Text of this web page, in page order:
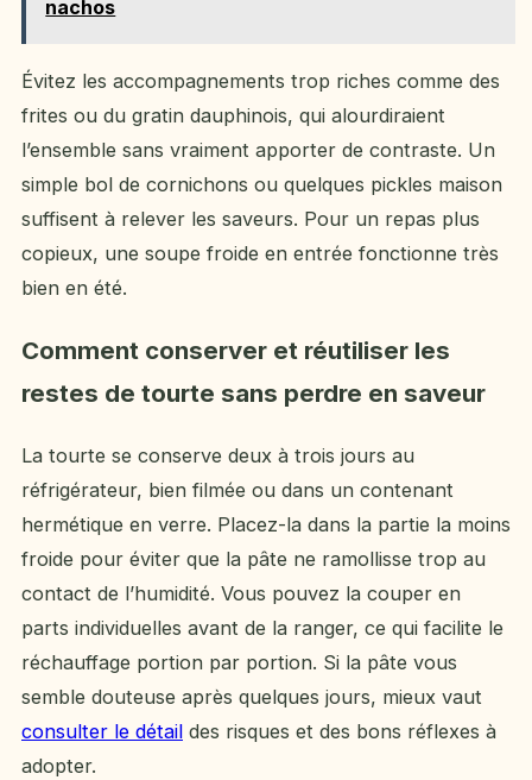
nachos
Évitez les accompagnements trop riches comme des
frites ou du gratin dauphinois, qui alourdiraient
l’ensemble sans vraiment apporter de contraste. Un
simple bol de cornichons ou quelques pickles maison
suffisent à relever les saveurs. Pour un repas plus
copieux, une soupe froide en entrée fonctionne très
bien en été.
Comment conserver et réutiliser les
restes de tourte sans perdre en saveur
La tourte se conserve deux à trois jours au
réfrigérateur, bien filmée ou dans un contenant
hermétique en verre. Placez-la dans la partie la moins
froide pour éviter que la pâte ne ramollisse trop au
contact de l’humidité. Vous pouvez la couper en
parts individuelles avant de la ranger, ce qui facilite le
réchauffage portion par portion. Si la pâte vous
semble douteuse après quelques jours, mieux vaut
consulter le détail des risques et des bons réflexes à
adopter.